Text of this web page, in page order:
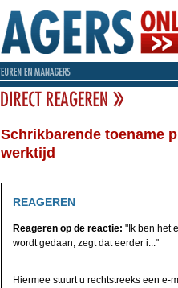
Schrikbarende toename
werktijd
REAGEREN
Reageren op de reactie: "Ik ben het
wordt gedaan, zegt dat eerder i..."
Hiermee stuurt u rechtstreeks een e-